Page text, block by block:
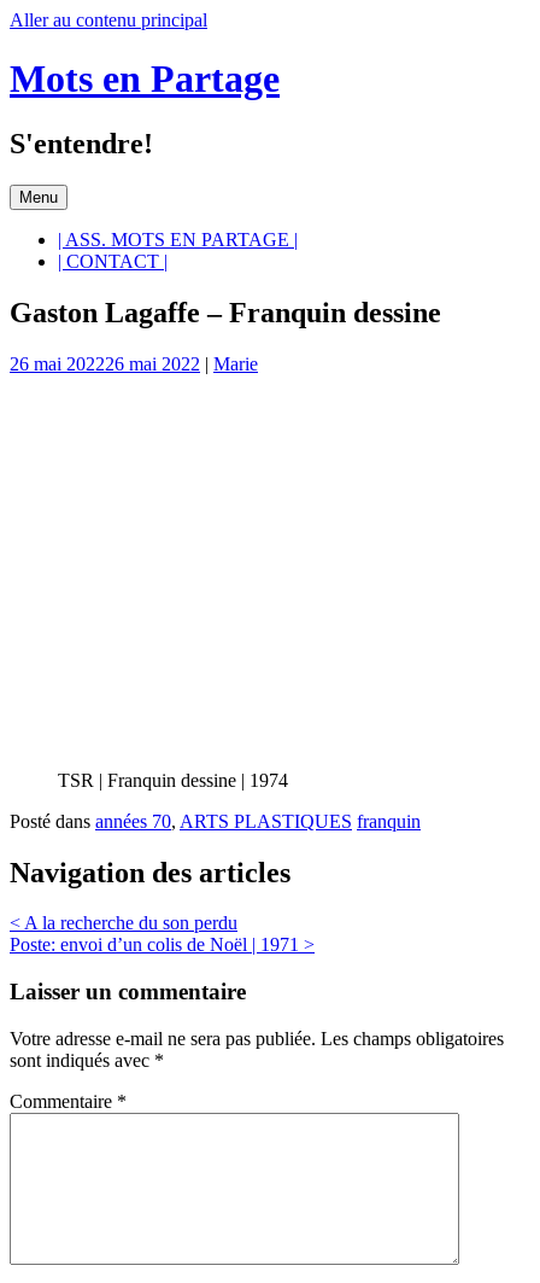
Aller au contenu principal
Mots en Partage
S'entendre!
Menu
| ASS. MOTS EN PARTAGE |
| CONTACT |
Gaston Lagaffe – Franquin dessine
26 mai 202226 mai 2022 | Marie
TSR | Franquin dessine | 1974
Posté dans années 70, ARTS PLASTIQUES franquin
Navigation des articles
<A la recherche du son perdu
Poste: envoi d’un colis de Noël | 1971 >
Laisser un commentaire
Votre adresse e-mail ne sera pas publiée. Les champs obligatoires
sont indiqués avec *
Commentaire *